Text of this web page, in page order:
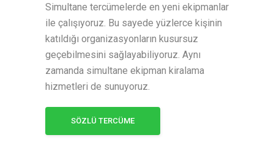
Simultane tercümelerde en yeni ekipmanlar
ile çalışıyoruz. Bu sayede yüzlerce kişinin
katıldığı organizasyonların kusursuz
geçebilmesini sağlayabiliyoruz. Aynı
zamanda simultane ekipman kiralama
hizmetleri de sunuyoruz.
SÖZLÜ TERCÜME